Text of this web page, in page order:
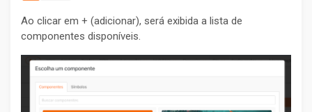
Ao clicar em + (adicionar), será exibida a lista de
componentes disponíveis.